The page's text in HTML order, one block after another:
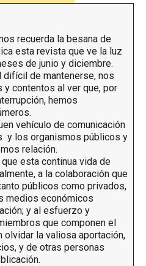
recuerda la besana de
esta revista que ve la luz
de junio y diciembre.
de mantenerse, nos
contentos al ver que, por
hemos
vehículo de comunicación
y los organismos públicos y
relación.
esta continua vida de
a la colaboración que
públicos como privados,
medios económicos
y al esfuerzo y
que componen el
olvidar la valiosa aportación,
y de otras personas